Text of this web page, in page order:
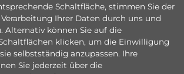
Schaltfläche, stimmen Sie der
Ihrer Daten durch uns und
Alternativ können Sie auf die
klicken, um die Einwilligung
selbstständig anzupassen. Ihre
Sie jederzeit über die